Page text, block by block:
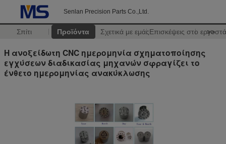
Senlan Precision Parts Co.,Ltd.
Σπίτι Προϊόντα Σχετικά με εμάςΕπισκέψεις στο >>
Η ανοξείδωτη CNC ημερομηνία σχηματοποίησης
εγχύσεων διαδικασίας μηχανών σφραγίζει το
ένθετο ημερομηνίας ανακύκλωσης